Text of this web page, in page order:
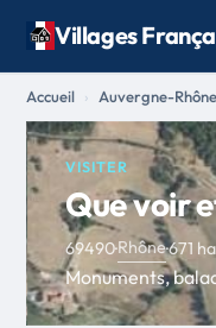
Villages
Accueil Auvergne-
VISITER
Que voir
69490·Rhône·671
Monuments,